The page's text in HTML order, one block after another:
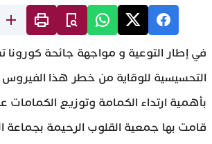
في إطار التوعية و مواجهة جائحة كورونا
التحسيسية للوقاية من خطر هذا
بأهمية ارتداء الكمامة وتوزيع الكمامات